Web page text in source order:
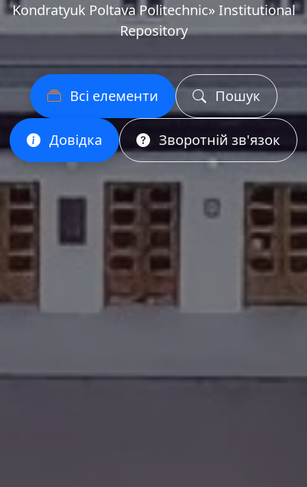
Kondratyuk Poltava Politechnic» Institutional
Repository
Всі елементи Пошук
Довідка Зворотній зв'язок